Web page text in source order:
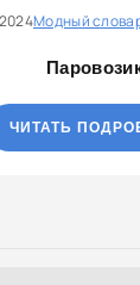
Модный
ЧИТАТЬ